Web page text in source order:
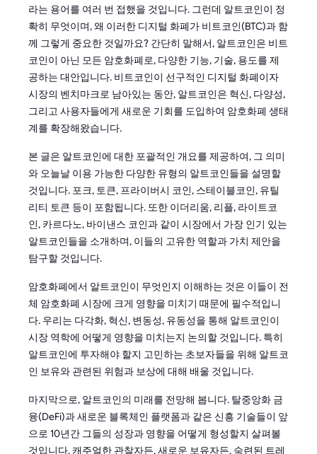
라는 용어를 여러 번 접했을 것입니다. 그런데 알트코인이 정
확히 무엇이며, 왜 이러한 디지털 화폐가 비트코인(BTC)과 함
께 그렇게 중요한 것일까요? 간단히 말해서, 알트코인은 비트
코인이 아닌 모든 암호화폐로, 다양한 기능, 기술, 용도를 제
공하는 대안입니다. 비트코인이 선구적인 디지털 화폐이자
시장의 벤치마크로 남아있는 동안, 알트코인은 혁신, 다양성,
그리고 사용자들에게 새로운 기회를 도입하여 암호화폐 생태
계를 확장해왔습니다.
본 글은 알트코인에 대한 포괄적인 개요를 제공하여, 그 의미
와 오늘날 이용 가능한 다양한 유형의 알트코인들을 설명할
것입니다. 포크, 토큰, 프라이버시 코인, 스테이블코인, 유틸
리티 토큰 등이 포함됩니다. 또한 이더리움, 리플, 라이트코
인, 카르다노, 바이낸스 코인과 같이 시장에서 가장 인기 있는
알트코인들을 소개하며, 이들의 고유한 역할과 가치 제안을
탐구할 것입니다.
암호화폐에서 알트코인이 무엇인지 이해하는 것은 이들이 전
체 암호화폐 시장에 크게 영향을 미치기 때문에 필수적입니
다. 우리는 다각화, 혁신, 변동성, 유동성을 통해 알트코인이
시장 역학에 어떻게 영향을 미치는지 논의할 것입니다. 특히
알트코인에 투자해야 할지 고민하는 초보자들을 위해 알트코
인 보유와 관련된 위험과 보상에 대해 배울 것입니다.
마지막으로, 알트코인의 미래를 전망해 봅니다. 탈중앙화 금
융(DeFi)과 새로운 블록체인 플랫폼과 같은 신흥 기술들이 앞
으로 10년간 그들의 성장과 영향을 어떻게 형성할지 살펴볼
것입니다. 캐주얼한 관찰자든, 새로운 보유자든, 숙련된 트레